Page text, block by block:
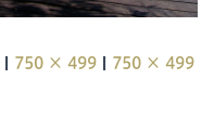
| 750 × 499 | 750 × 499